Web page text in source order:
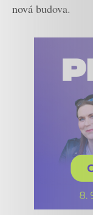
nová budova.